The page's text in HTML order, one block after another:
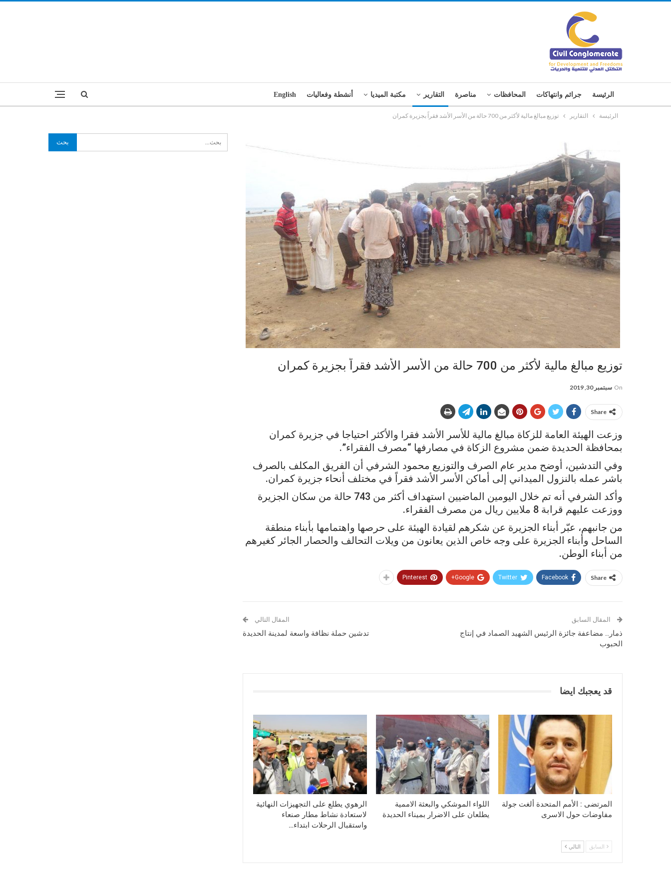
الرئيسة جرائم وانتهاكات المحافظات مناصرة التقارير مكتبة الميديا أنشطة وفعاليات English
الرئيسة التقارير توزيع مبالغ مالية لأكثر من 700 حالة من الأسر الأشد فقراً بجزيرة كمران
توزيع مبالغ مالية لأكثر من 700 حالة من الأسر الأشد فقراً بجزيرة كمران
On سبتمبر 30, 2019
Share
وزعت الهيئة العامة للزكاة مبالغ مالية للأسر الأشد فقرا والأكثر احتياجا في جزيرة كمران
بمحافظة الحديدة ضمن مشروع الزكاة في مصارفها “مصرف الفقراء”.
وفي التدشين، أوضح مدير عام الصرف والتوزيع محمود الشرفي أن الفريق المكلف بالصرف
باشر عمله بالنزول الميداني إلى أماكن الأسر الأشد فقراً في مختلف أنحاء جزيرة كمران.
وأكد الشرفي أنه تم خلال اليومين الماضيين استهداف أكثر من 743 حالة من سكان الجزيرة
ووزعت عليهم قرابة 8 ملايين ريال من مصرف الفقراء.
من جانبهم، عبّر أبناء الجزيرة عن شكرهم لقيادة الهيئة على حرصها واهتمامها بأبناء منطقة
الساحل وأبناء الجزيرة على وجه خاص الذين يعانون من ويلات التحالف والحصار الجائر كغيرهم
من أبناء الوطن.
Share
Facebook
Twitter
Google+
Pinterest
المقال السابق
ذمار.. مضاعفة جائزة الرئيس الشهيد الصماد في إنتاج
الحبوب
المقال التالي
تدشين حملة نظافة واسعة لمدينة الحديدة
قد يعجبك ايضا
المرتضى : الأمم المتحدة ألغت جولة
مفاوضات حول الاسرى
اللواء الموشكي والبعثة الاممية
يطلعان على الاضرار بميناء الحديدة
الرهوي يطلع على التجهيزات النهائية
لاستعادة نشاط مطار صنعاء
واستقبال الرحلات ابتداء…
السابق التالي